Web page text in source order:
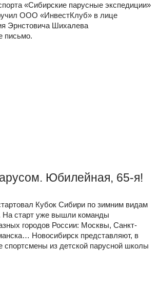
«Сибирские парусные экспедиции»
ООО «ИнвестКлуб» в лице
Эрнстовича Шихалева
письмо.
Юбилейная, 65-я!
Кубок Сибири по зимним видам
На старт уже вышли команды
городов России: Москвы, Санкт-
Новосибирск представляют, в
спортсмены из детской парусной школы